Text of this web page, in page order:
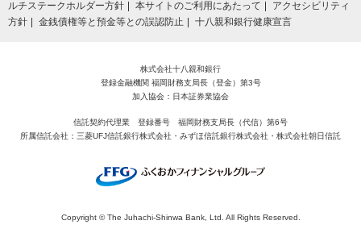
ルチステークホルダー方針
本サイトのご利用にあたって
アクセシビリティ
方針
金銭債権等と預金等との誤認防止 十八親和銀行健康宣言
株式会社十八親和銀行
登録金融機関 福岡財務支局長（登金）第3号
加入協会：日本証券業協会
信託契約代理業 登録番号 福岡財務支局長（代信）第6号
所属信託会社：三菱UFJ信託銀行株式会社・みずほ信託銀行株式会社・株式会社朝日信託
Copyright © The Juhachi‐Shinwa Bank, Ltd. All Rights Reserved.